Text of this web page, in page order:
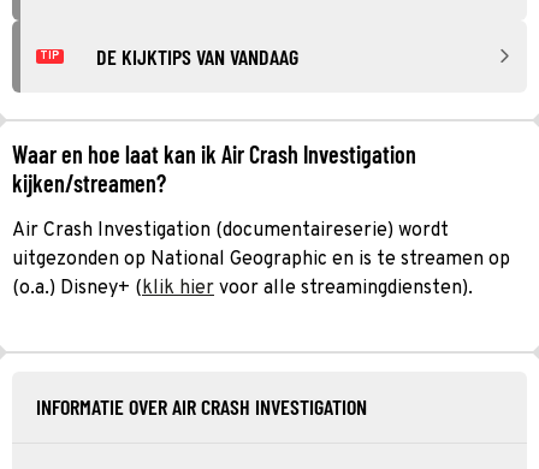
TIP DE KIJKTIPS VAN VANDAAG
Waar en hoe laat kan ik Air Crash Investigation
kijken/streamen?
Air Crash Investigation (documentaireserie) wordt
uitgezonden op National Geographic en is te streamen op
(o.a.) Disney+ (klik hier voor alle streamingdiensten).
INFORMATIE OVER AIR CRASH INVESTIGATION